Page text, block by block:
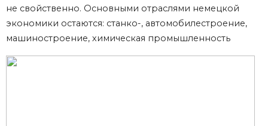
не свойственно. Основными отраслями немецкой
экономики остаются: станко-, автомобилестроение,
машиностроение, химическая промышленность